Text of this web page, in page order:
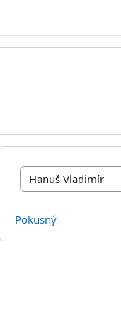
Course categories
Pokusný